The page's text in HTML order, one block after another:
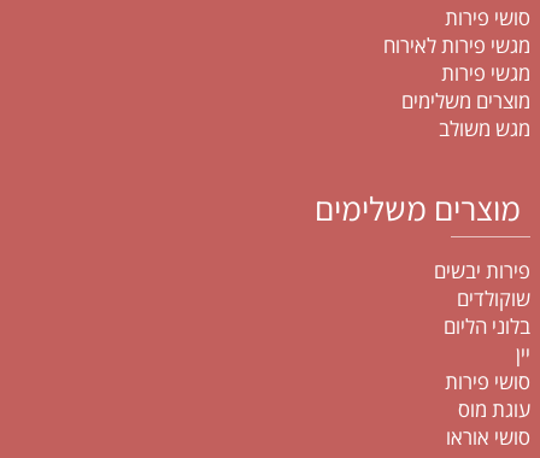
סושי פירות
מגשי פירות לאירוח
מגשי פירות
מוצרים משלימים
מגש משולב
מוצרים משלימים
פירות יבשים
שוקולדים
בלוני הליום
יין
סושי פירות
עוגת מוס
סושי אוראו